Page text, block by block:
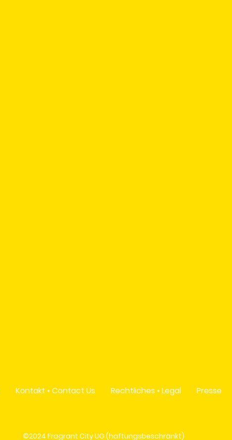
Kontakt • Contact Us Rechtliches • Legal Presse
©2024 Fragrant City UG (haftungsbeschränkt)